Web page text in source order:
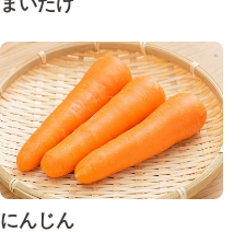
にんじん